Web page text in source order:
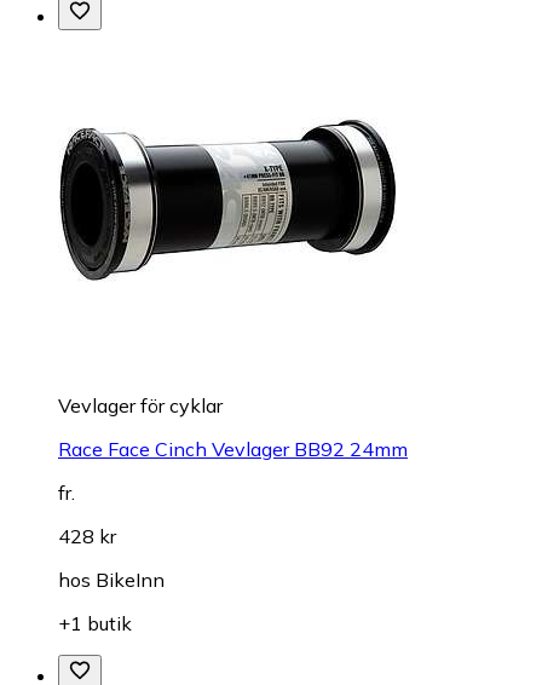
Vevlager för cyklar
Race Face Cinch Vevlager BB92 24mm
fr.
428 kr
hos BikeInn
+1 butik